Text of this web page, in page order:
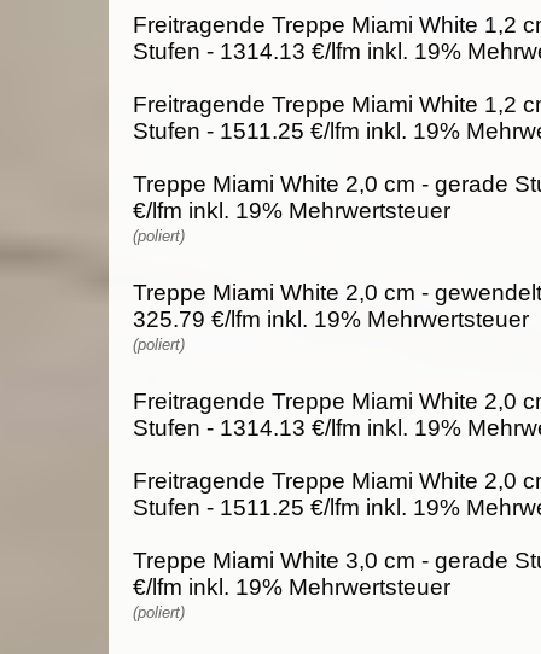
Freitragende Treppe Miami White 1,2
Stufen - 1314.13 €/lfm inkl. 19%
Freitragende Treppe Miami White 1,2
Stufen - 1511.25 €/lfm inkl. 19%
Treppe Miami White 2,0 cm - gerade
€/lfm inkl. 19% Mehrwertsteuer
(poliert)
Treppe Miami White 2,0 cm -
325.79 €/lfm inkl. 19% Mehrwertsteuer
(poliert)
Freitragende Treppe Miami White 2,0
Stufen - 1314.13 €/lfm inkl. 19%
Freitragende Treppe Miami White 2,0
Stufen - 1511.25 €/lfm inkl. 19%
Treppe Miami White 3,0 cm - gerade
€/lfm inkl. 19% Mehrwertsteuer
(poliert)